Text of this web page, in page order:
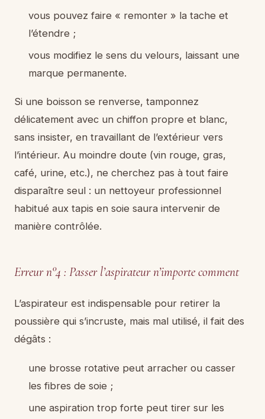
vous pouvez faire « remonter » la tache et
l’étendre ;
vous modifiez le sens du velours, laissant une
marque permanente.
Si une boisson se renverse, tamponnez
délicatement avec un chiffon propre et blanc,
sans insister, en travaillant de l’extérieur vers
l’intérieur. Au moindre doute (vin rouge, gras,
café, urine, etc.), ne cherchez pas à tout faire
disparaître seul : un nettoyeur professionnel
habitué aux tapis en soie saura intervenir de
manière contrôlée.
Erreur n°4 : Passer l’aspirateur n’importe comment
L’aspirateur est indispensable pour retirer la
poussière qui s’incruste, mais mal utilisé, il fait des
dégâts :
une brosse rotative peut arracher ou casser
les fibres de soie ;
une aspiration trop forte peut tirer sur les